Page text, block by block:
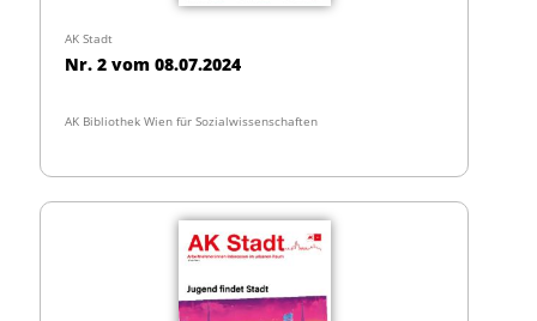
AK Stadt
Nr. 2 vom 08.07.2024
AK Bibliothek Wien für Sozialwissenschaften